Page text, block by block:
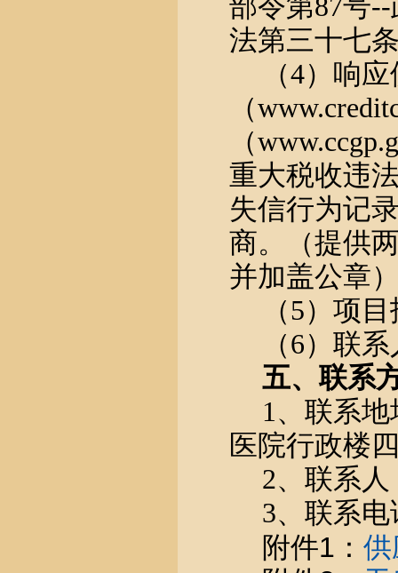
部令第87号
法第三十七
（4）响应
（
（
重大税收违
失信行为记
商。（提供
并加盖公章
（5）项
（6）联
五、联系
1、联系
医院行政楼
2、联系
3、联系电
附件1：